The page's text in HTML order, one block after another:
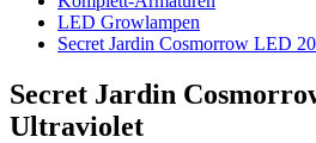
LED Growlampen
Secret Jardin Cosmorrow LED
Secret Jardin
Ultraviolet